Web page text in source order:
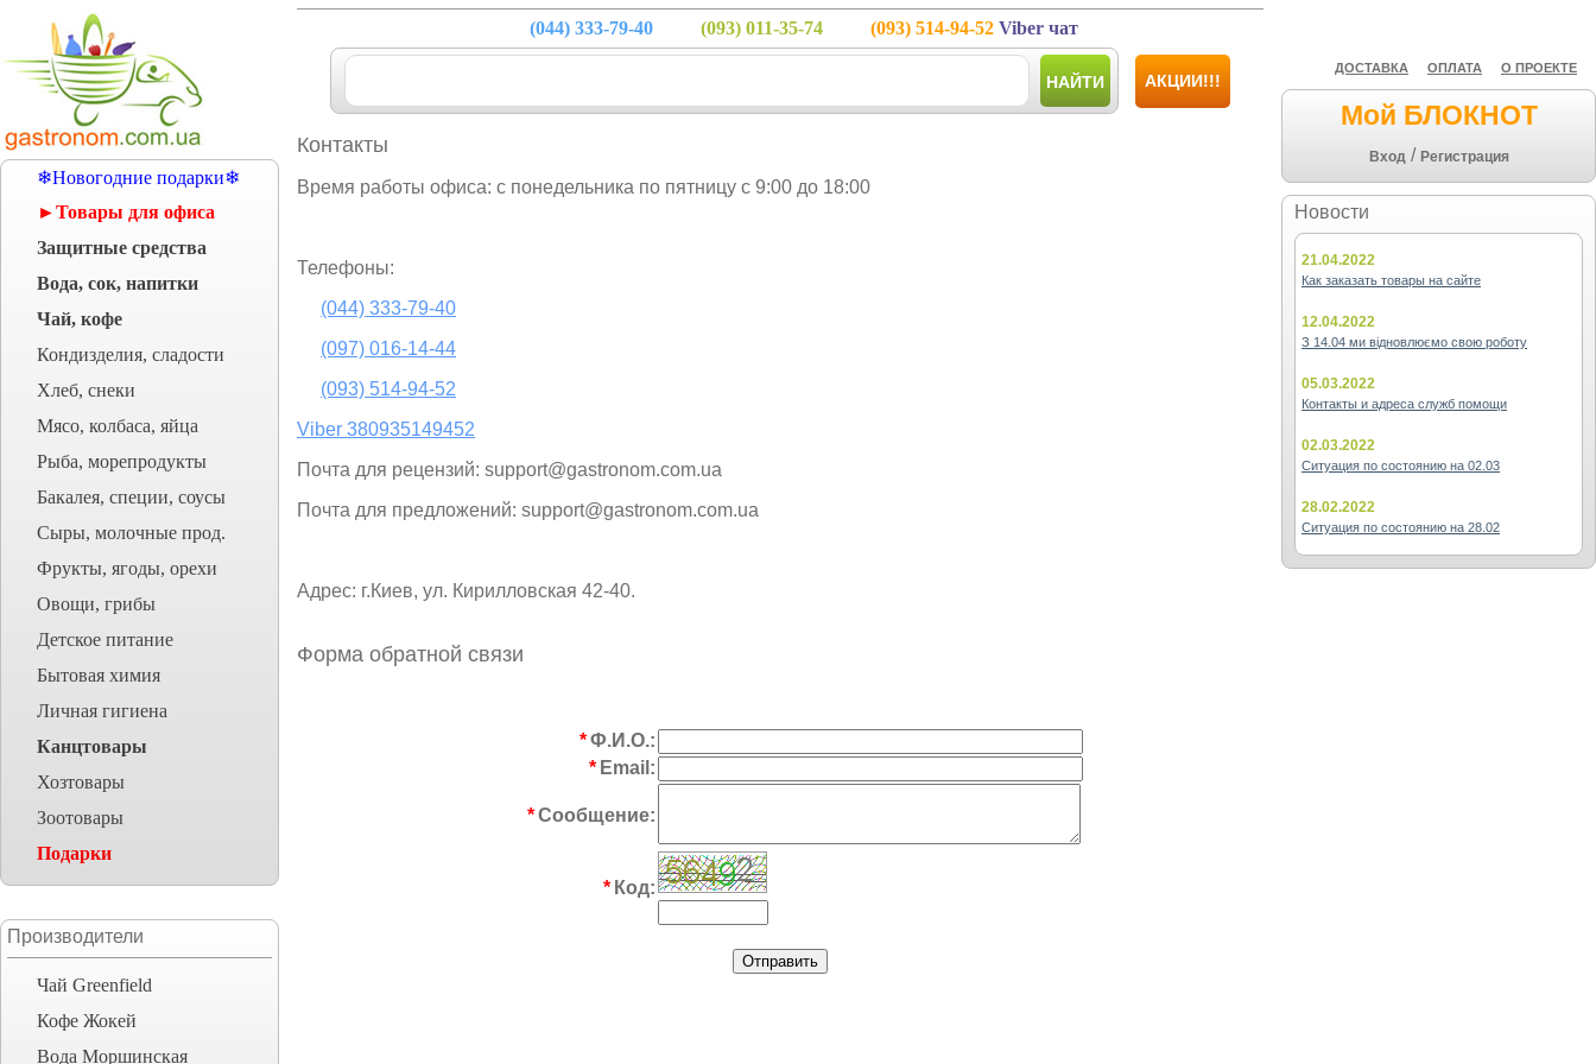
❄Новогодние подарки❄
►Товары для офиса
Защитные средства
Вода, сок, напитки
Чай, кофе
Кондизделия, сладости
Хлеб, снеки
Мясо, колбаса, яйца
Рыба, морепродукты
Бакалея, специи, соусы
Сыры, молочные прод.
Фрукты, ягоды, орехи
Овощи, грибы
Детское питание
Бытовая химия
Личная гигиена
Канцтовары
Хозтовары
Зоотовары
Подарки
Производители
Чай Greenfield
Кофе Жокей
Вода Моршинская
ДОСТАВКА ОПЛАТА О ПРОЕКТЕ
Мой БЛОКНОТ
Вход / Регистрация
Новости
21.04.2022
Как заказать товары на сайте
12.04.2022
З 14.04 ми відновлюємо свою роботу
05.03.2022
Контакты и адреса служб помощи
02.03.2022
Ситуация по состоянию на 02.03
28.02.2022
Ситуация по состоянию на 28.02
(044) 333-79-40 (093) 011-35-74 (093) 514-94-52 Viber чат
НАЙТИ АКЦИИ!!!
Контакты
Время работы офиса: с понедельника по пятницу с 9:00 до 18:00
Телефоны:
(044) 333-79-40
(097) 016-14-44
(093) 514-94-52
Viber 380935149452
Почта для рецензий: support@gastronom.com.ua
Почта для предложений: support@gastronom.com.ua
Адрес: г.Киев, ул. Кирилловская 42-40.
Форма обратной связи
*Ф.И.О.:
* Email:
*Сообщение:
* Код: